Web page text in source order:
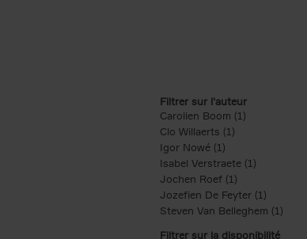
Filtrer sur l'auteur
Carolien Boom (1)
Clo Willaerts (1)
Igor Nowé (1)
Isabel Verstraete (1) Apply
Jochen Roef (1)
Jozefien De Feyter (1) Apply
Steven Van Belleghem (1)
Filtrer sur la disponibilité